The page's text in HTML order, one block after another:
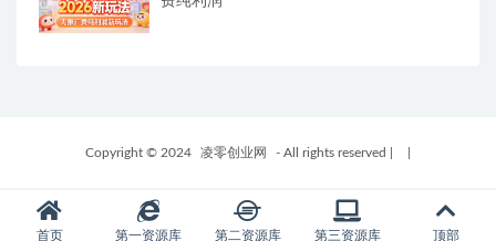
Copyright © 2024 凌零创业网 - All rights reserved
首页 第一资源库 第二资源库 第三资源库 顶部